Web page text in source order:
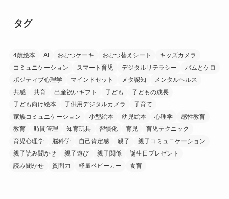
タグ
4歳絵本 AI おむつケーキ おむつ替えシート
キッズカメラ
コミュニケーション
スマート育児 デジタルリテラシー
バムとケロ
ポジティブ心理学
マインドセット メタ認知
メンタルヘルス
共感
共育 出産祝いギフト 子ども
子どもの成長
子ども向け絵本
子供用デジタルカメラ
子育て
家族コミュニケーション
小型絵本 幼児絵本 心理学
感性教育
教育
時間管理 知育玩具 習慣化 育児
育児テクニック
育児心理学
脳科学 自己肯定感 親子
親子コミュニケーション
親子読み聞かせ
親子遊び 親子関係
誕生日プレゼント
読み聞かせ
質問力 軽量ベビーカー 食育